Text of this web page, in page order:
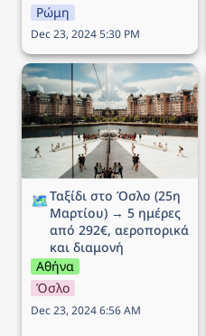
Ρώμη
Dec 23, 2024 5:30 PM
Ταξίδι στο Όσλο (25η
Μαρτίου) → 5 ημέρες
από 292€, αεροπορικά
και διαμονή
🗺️Ταξίδι στο Όσλο (25η
Μαρτίου) → 5 ημέρες
από 292€, αεροπορικά
και διαμονή
Αθήνα
Όσλο
Dec 23, 2024 6:56 AM